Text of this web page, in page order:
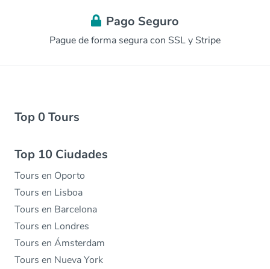
Pago Seguro
Pague de forma segura con SSL y Stripe
Top 0 Tours
Top 10 Ciudades
Tours en Oporto
Tours en Lisboa
Tours en Barcelona
Tours en Londres
Tours en Ámsterdam
Tours en Nueva York